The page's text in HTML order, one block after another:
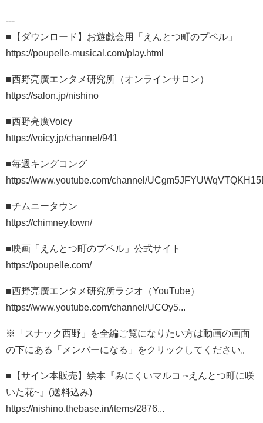
---
■【ダウンロード】お遊戯会用「えんとつ町のプペル」
https://poupelle-musical.com/play.html
■西野亮廣エンタメ研究所（オンラインサロン）
https://salon.jp/nishino​
■西野亮廣Voicy
https://voicy.jp/channel/941
■毎週キングコング
https://www.youtube.com/channel/
■チムニータウン
https://chimney.town/
■映画「えんとつ町のプペル」公式サイト
https://poupelle.com/
■西野亮廣エンタメ研究所ラジオ（YouTube）
https://www.youtube.com/channel/UCOy5...​
※「スナック西野」を全編ご覧になりたい方は動画の画面
の下にある「メンバーになる」をクリックしてください。
■【サイン本販売】絵本『みにくいマルコ ~えんとつ町に咲
いた花~』(送料込み)
https://nishino.thebase.in/items/2876...​